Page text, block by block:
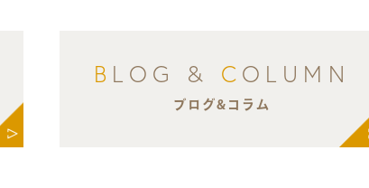
B LOG & C OLUMN
ブログ&コラム